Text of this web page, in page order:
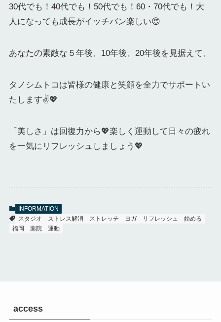
30代でも！40代でも！50代でも！60・70代でも！大
人になっても成長がイッチバン楽しい😍
あなたの素敵な５年後、10年後、20年後を見据えて、
タノシムトコは皆様の健康と笑顔を全力でサポートい
たします✌️💖
「美しさ」は回復力から💖楽しく運動して日々の疲れ
を一気にリフレッシュしましょう💖
INFORMATION
スタジオ
ストレス解消 ストレッチ ヨガ リフレッシュ
始める
福岡
薬院 運動
access